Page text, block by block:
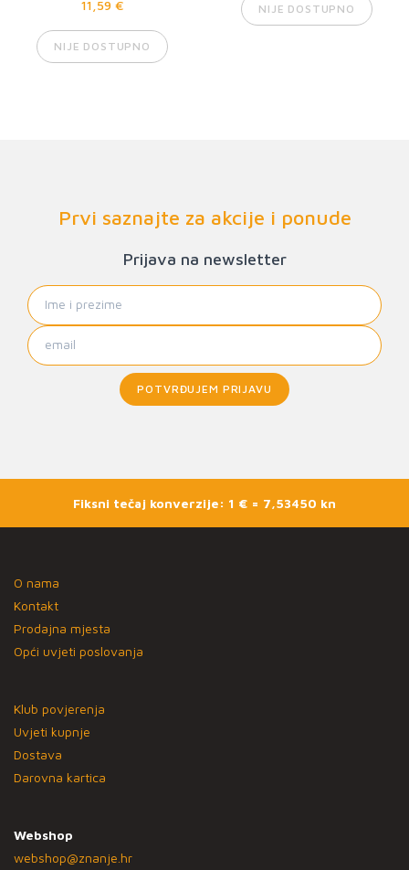
11,59 €
NIJE DOSTUPNO
NIJE DOSTUPNO
Prvi saznajte za akcije i ponude
Prijava na newsletter
POTVRĐUJEM PRIJAVU
Fiksni tečaj konverzije: 1 € = 7,53450 kn
O nama
Kontakt
Prodajna mjesta
Opći uvjeti poslovanja
Klub povjerenja
Uvjeti kupnje
Dostava
Darovna kartica
Webshop
webshop@znanje.hr